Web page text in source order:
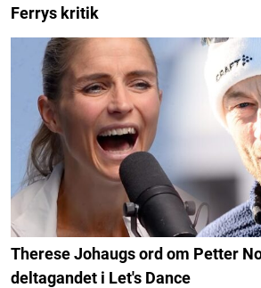
Ferrys kritik
Therese Johaugs ord om Petter
deltagandet i Let's Dance